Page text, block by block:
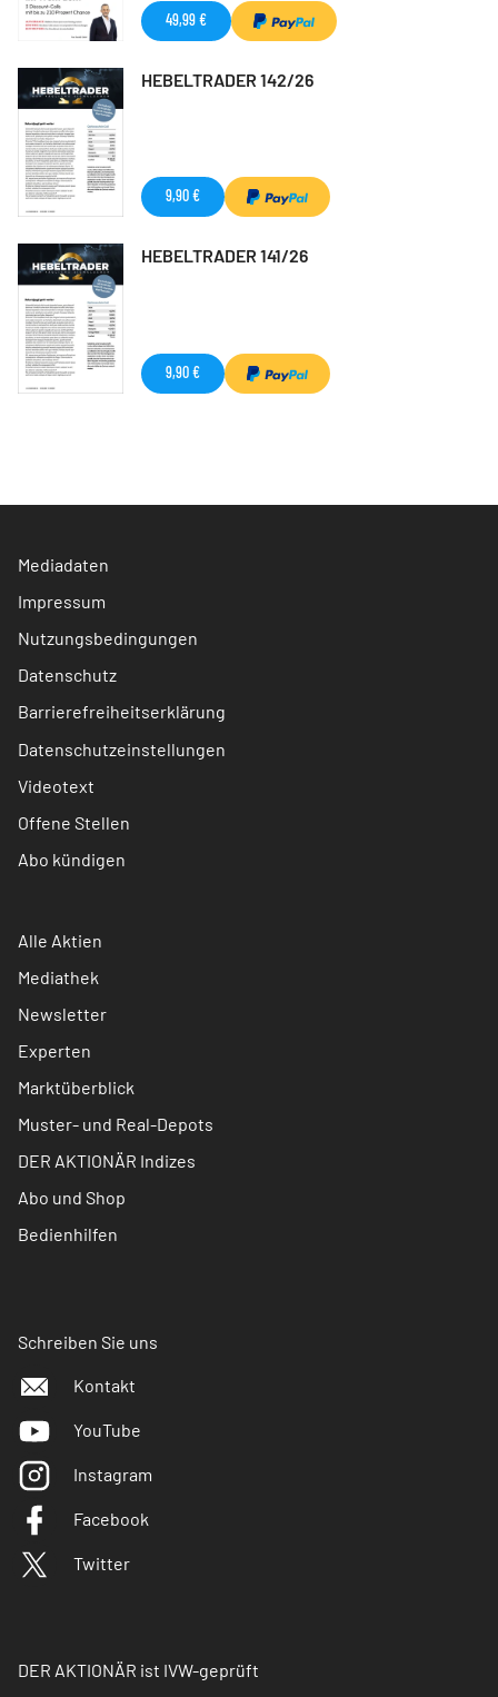
49,99 €
HEBELTRADER 142/26
9,90 €
HEBELTRADER 141/26
9,90 €
Mediadaten
Impressum
Nutzungsbedingungen
Datenschutz
Barrierefreiheitserklärung
Datenschutzeinstellungen
Videotext
Offene Stellen
Abo kündigen
Alle Aktien
Mediathek
Newsletter
Experten
Marktüberblick
Muster- und Real-Depots
DER AKTIONÄR Indizes
Abo und Shop
Bedienhilfen
Schreiben Sie uns
Kontakt
YouTube
Instagram
Facebook
Twitter
DER AKTIONÄR ist IVW-geprüft